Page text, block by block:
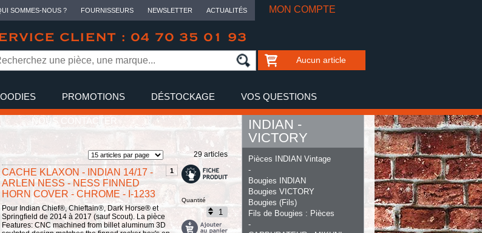
SOMMES-NOUS ? FOURNISSEURS NEWSLETTER ACTUALITÉS MON COMPTE
CLIENT : 04 70 35 01 93
Aucun article
PROMOTIONS DÉSTOCKAGE VOS QUESTIONS
NOUS CONTACTER
29 articles
1
CACHE KLAXON - INDIAN 14/17 -
ARLEN NESS - NESS FINNED
HORN COVER - CHROME - I-1233
Pour Indian Chief®, Chieftain®, Dark Horse® et
Springfield de 2014 à 2017 (sauf Scout). La pièce
Features: CNC machined from billet aluminum 3D
Quantité
INDIAN -
VICTORY
Pièces INDIAN Vintage
-
Bougies INDIAN
Bougies VICTORY
Bougies (Fils)
Fils de Bougies : Pièces
-